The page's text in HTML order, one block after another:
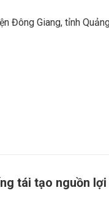
Đông Giang, tỉnh
tái tạo nguồn